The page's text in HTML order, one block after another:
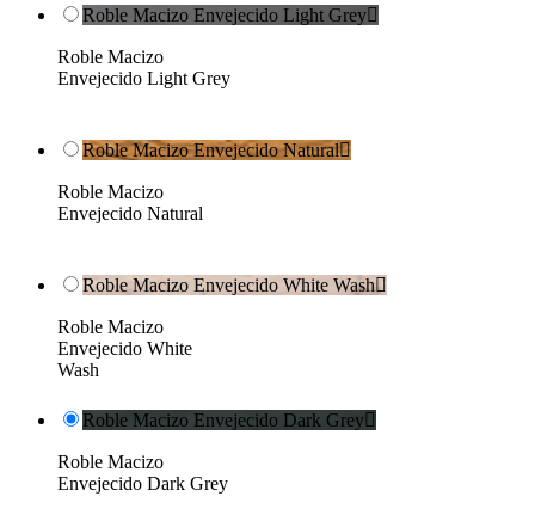
Roble Macizo Envejecido Light Grey
Roble Macizo
Envejecido Light Grey
Roble Macizo Envejecido Natural
Roble Macizo
Envejecido Natural
Roble Macizo Envejecido White Wash
Roble Macizo
Envejecido White
Wash
Roble Macizo Envejecido Dark Grey
Roble Macizo
Envejecido Dark Grey